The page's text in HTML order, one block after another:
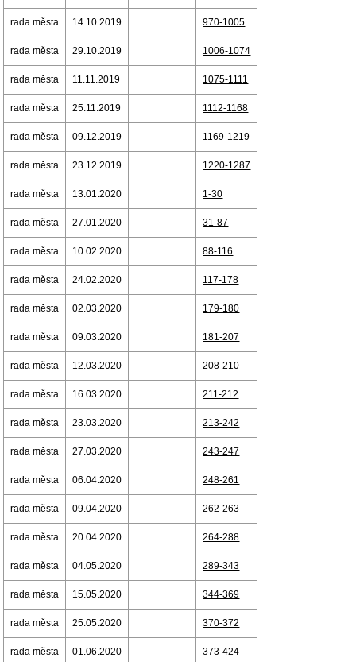
rada města 14.10.2019 970-1005
rada města 29.10.2019 1006-1074
rada města 11.11.2019 1075-1111
rada města 25.11.2019 1112-1168
rada města 09.12.2019 1169-1219
rada města 23.12.2019 1220-1287
rada města 13.01.2020 1-30
rada města 27.01.2020 31-87
rada města 10.02.2020 88-116
rada města 24.02.2020 117-178
rada města 02.03.2020 179-180
rada města 09.03.2020 181-207
rada města 12.03.2020 208-210
rada města 16.03.2020 211-212
rada města 23.03.2020 213-242
rada města 27.03.2020 243-247
rada města 06.04.2020 248-261
rada města 09.04.2020 262-263
rada města 20.04.2020 264-288
rada města 04.05.2020 289-343
rada města 15.05.2020 344-369
rada města 25.05.2020 370-372
rada města 01.06.2020 373-424